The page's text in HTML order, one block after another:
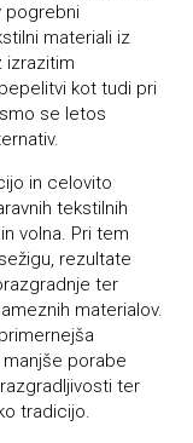
pogrebni
materiali iz
izrazitim
kot tudi pri
se letos
in celovito
tekstilnih
volna. Pri tem
rezultate
ter
materialov.
porabe
ter
tradicijo.